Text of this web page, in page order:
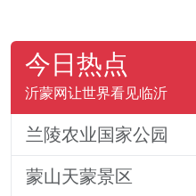
今日热点
沂蒙网让世界看见临沂
兰陵农业国家公园
蒙山天蒙景区